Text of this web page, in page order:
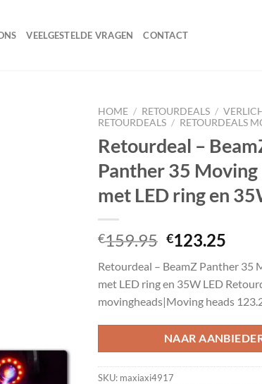
VEELGESTELDE VRAGEN CONTACT
HOME / RETOURDEALS /
RETOURDEALS / RETOURDEALS
Retourdeal –
Panther 35 Moving
met LED ring en
€159.95
was:
€159.95.
€123.25
is:
Retourdeal – BeamZ Panther 35
met LED ring en 35W LED
movingheads|Moving heads
NAAR
SKU: maxiaxi4917